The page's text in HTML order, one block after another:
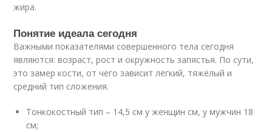
жира.
Понятие идеала сегодня
Важными показателями совершенного тела сегодня
являются: возраст, рост и окружность запястья. По сути,
это замер кости, от чего зависит лёгкий, тяжёлый и
средний тип сложения.
Тонкокостный тип – 14,5 см у женщин см, у мужчин 18
см;